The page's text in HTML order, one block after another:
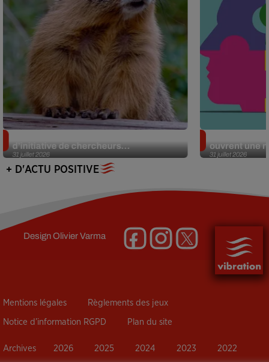
31 juillet 2026
d’initiative de chercheurs...
31 juillet 2026
ouvrent une
+ D'ACTU POSITIVE
DesignOlivier Varma
Mentions légales Règlements des jeux
Notice d’information RGPD Plan du site
Archives 2026 2025 2024 2023 2022